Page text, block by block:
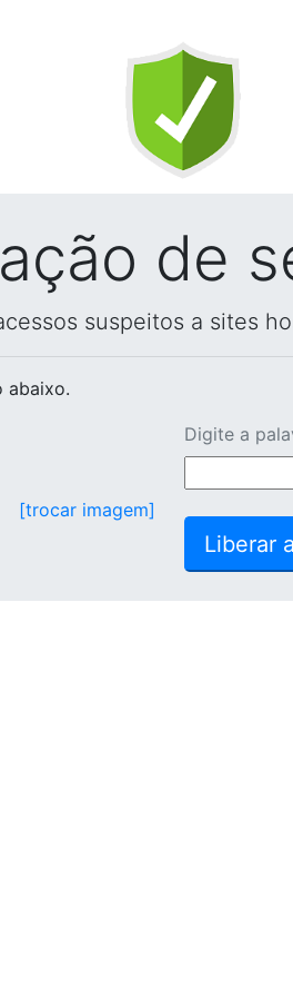
de
suspeitos a sites
abaixo.
[trocar imagem]
Digite a